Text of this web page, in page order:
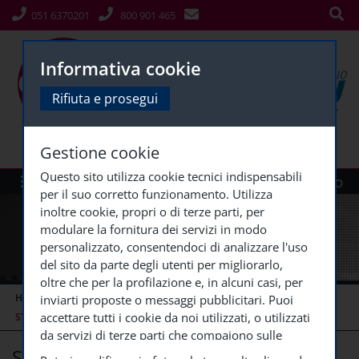
Menù Siti Gruppo
051 6370201 800 901 465
HOME CORSI ECM (COPY)
CORSI ECM CONCLUSI
STRUMENTI PER ...
Informativa cookie
Rifiuta e prosegui
Gestione cookie
Questo sito utilizza cookie tecnici indispensabili
per il suo corretto funzionamento. Utilizza
inoltre cookie, propri o di terze parti, per
modulare la fornitura dei servizi in modo
personalizzato, consentendoci di analizzare l'uso
del sito da parte degli utenti per migliorarlo,
oltre che per la profilazione e, in alcuni casi, per
inviarti proposte o messaggi pubblicitari. Puoi
accettare tutti i cookie da noi utilizzati, o utilizzati
da servizi di terze parti che compaiono sulle
pagine di questo sito, premendo il pulsante